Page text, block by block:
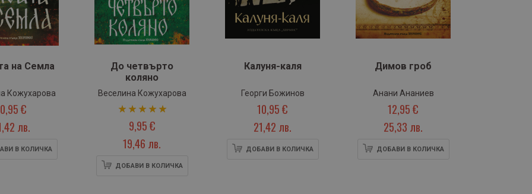
на Семла
Кожухарова
€
лв.
В КОЛИЧКА
До четвърто
коляно
Веселина Кожухарова
рейтинг:
100%9,95 €
19,46 лв.
ДОБАВИ В КОЛИЧКА
Калуня-каля
Георги Божинов
10,95 €
21,42 лв.
ДОБАВИ В КОЛИЧКА
Димов гроб
Анани Ананиев
12,95 €
25,33 лв.
ДОБАВИ В КОЛИЧКА